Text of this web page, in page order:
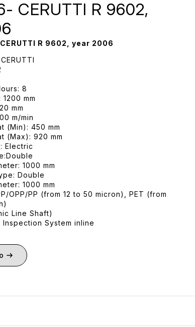
CERUTTI R 9602,
R 9602, year 2006
8
mm
mm
m/min
(Min): 450 mm
(Max): 920 mm
Electric
1000 mm
Double
1000 mm
OPP/PP (from 12 to 50 micron), PET (from
Line Shaft)
Inspection System inline